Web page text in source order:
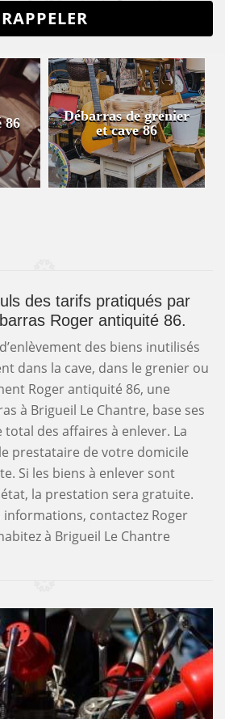
86
Débarras de grenier
et cave 86
des tarifs pratiqués par
Roger antiquité 86.
des biens inutilisés
dans la cave, dans le grenier ou
Roger antiquité 86, une
à Brigueil Le Chantre, base ses
des affaires à enlever. La
prestataire de votre domicile
Si les biens à enlever sont
la prestation sera gratuite.
contactez Roger
à Brigueil Le Chantre